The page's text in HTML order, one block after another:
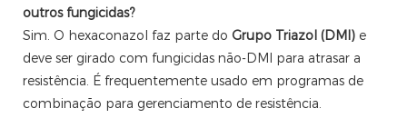
outros fungicidas?
Sim. O hexaconazol faz parte do Grupo Triazol (DMI) e
deve ser girado com fungicidas não-DMI para atrasar a
resistência. É frequentemente usado em programas de
combinação para gerenciamento de resistência.